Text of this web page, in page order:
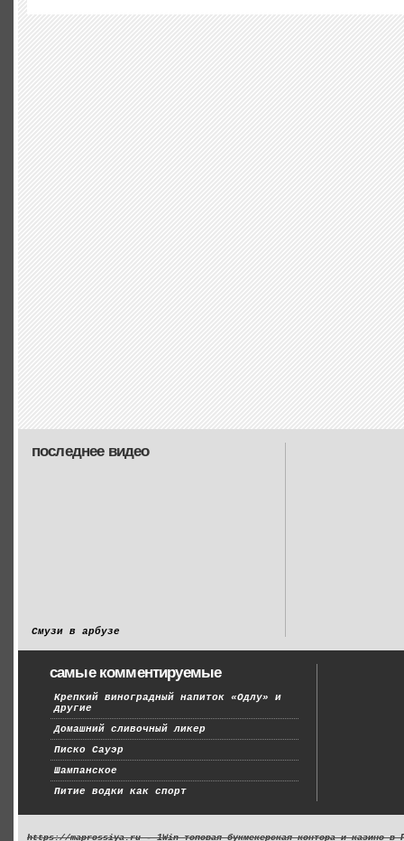
последнее видео
Смузи в арбузе
самые комментируемые
Крепкий виноградный напиток «Одлу» и
другие
Домашний сливочный ликер
Писко Сауэр
Шампанское
Питие водки как спорт
https://maprossiya.ru - 1Win топовая букмекерская контора и казино в